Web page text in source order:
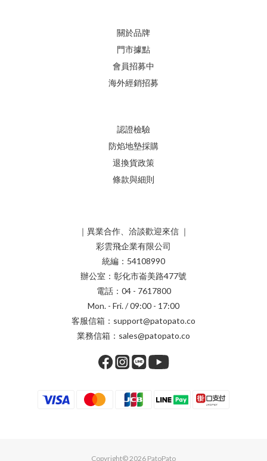
關於品牌
門市據點
會員招募中
海外經銷招募
認證檢驗
防焰地墊採購
退換貨政策
條款與細則
｜異業合作、洽談歡迎來信 ｜
彩雲飛企業有限公司
統編：54108990
辦公室：彰化市崙美路477號
電話：04 - 7617800
Mon. - Fri. / 09:00 - 17:00
客服信箱：support@patopato.co
業務信箱：sales@patopato.co
Copyright© 2026 PatoPato